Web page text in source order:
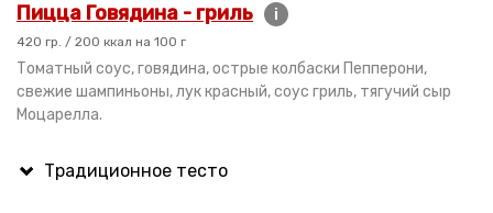
Пицца Говядина - гриль i
420 гр. / 200 ккал на 100 г
Томатный соус, говядина, острые колбаски Пепперони,
свежие шампиньоны, лук красный, соус гриль, тягучий сыр
Моцарелла.